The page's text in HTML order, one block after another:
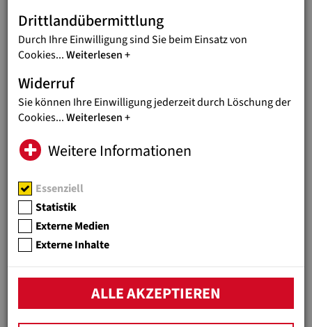
rasch und effektiv humanitäre Nothilfe leisten zu können,
Flüchtlinge auch in den Nachbarstaaten zu unterstützen und
Menschen in Not zu helfen, bittet Jugend Eine Welt dringend
Spendenkonto: AT66 3600 0000 0002 4000
Spenden-Kennwort: «Ukrainehilfe»
Online spenden:
Drittlandübermittlung
Durch Ihre Einwilligung sind Sie beim Einsatz von
Cookies...Weiterlesen
Widerruf
Sie können Ihre Einwilligung jederzeit durch Löschung der
Cookies...Weiterlesen
Weitere Informationen
Essenziell
Statistik
Externe Medien
Externe Inhalte
ALLE AKZEPTIEREN